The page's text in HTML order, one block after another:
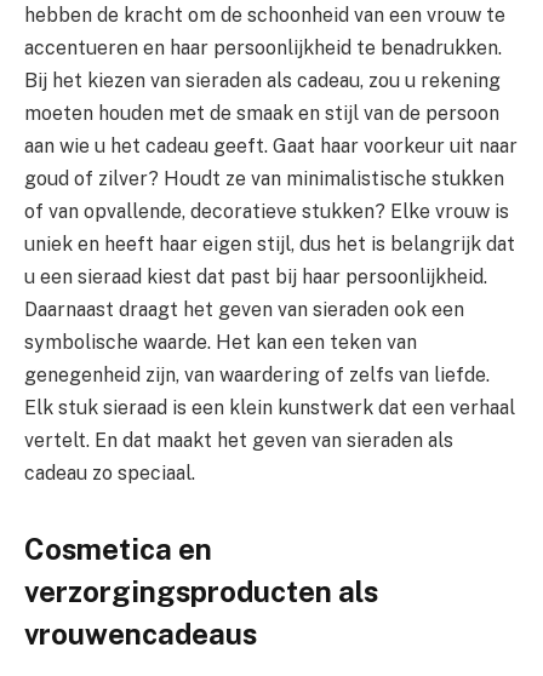
hebben de kracht om de schoonheid van een vrouw te
accentueren en haar persoonlijkheid te benadrukken.
Bij het kiezen van sieraden als cadeau, zou u rekening
moeten houden met de smaak en stijl van de persoon
aan wie u het cadeau geeft. Gaat haar voorkeur uit naar
goud of zilver? Houdt ze van minimalistische stukken
of van opvallende, decoratieve stukken? Elke vrouw is
uniek en heeft haar eigen stijl, dus het is belangrijk dat
u een sieraad kiest dat past bij haar persoonlijkheid.
Daarnaast draagt het geven van sieraden ook een
symbolische waarde. Het kan een teken van
genegenheid zijn, van waardering of zelfs van liefde.
Elk stuk sieraad is een klein kunstwerk dat een verhaal
vertelt. En dat maakt het geven van sieraden als
cadeau zo speciaal.
Cosmetica en
verzorgingsproducten als
vrouwencadeaus